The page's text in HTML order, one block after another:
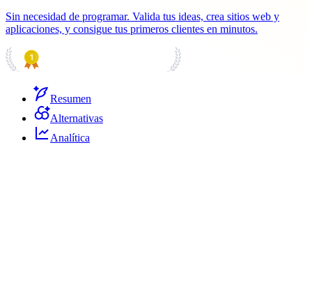
Sin necesidad de programar. Valida tus ideas, crea sitios web y
aplicaciones, y consigue tus primeros clientes en minutos.
Resumen
Alternativas
Analítica